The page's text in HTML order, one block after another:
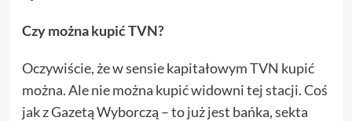
Czy można kupić TVN?
Oczywiście, że w sensie kapitałowym TVN kupić
można. Ale nie można kupić widowni tej stacji. Coś
jak z Gazetą Wyborczą – to już jest bańka, sekta